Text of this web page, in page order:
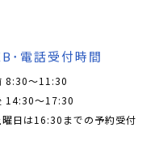
･電話受付時間
8:30～11:30
14:30～17:30
日は16:30までの予約受付